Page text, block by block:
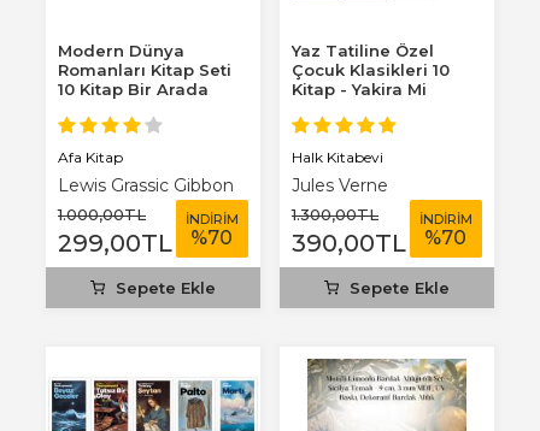
Modern Dünya
Romanları Kitap Seti
10 Kitap Bir Arada
Afa Kitap
Lewis Grassic Gibbon
1.000,00TL
299,00TL
İNDİRİM
%70
Sepete Ekle
Yaz Tatiline Özel
Çocuk Klasikleri 10
Kitap - Yakira Mi
Halk Kitabevi
Jules Verne
1.300,00TL
390,00TL
İNDİRİM
%70
Sepete Ekle